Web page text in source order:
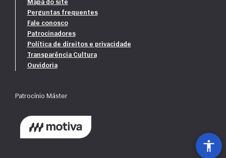
Mapa do site
Perguntas frequentes
Fale conosco
Patrocinadores
Política de direitos e privacidade
Transparência Cultura
Ouvidoria
Patrocínio Máster